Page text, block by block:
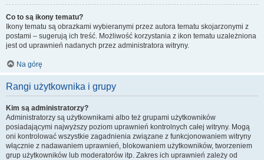
Co to są ikony tematu?
Ikony tematu są obrazkami wybieranymi przez autora tematu skojarzonymi z
postami – sugerują ich treść. Możliwość korzystania z ikon tematu uzależniona
jest od uprawnień nadanych przez administratora witryny.
Na górę
Rangi użytkownika i grupy
Kim są administratorzy?
Administratorzy są użytkownikami albo też grupami użytkowników
posiadającymi najwyższy poziom uprawnień kontrolnych całej witryny. Mogą
oni kontrolować wszystkie zagadnienia związane z funkcjonowaniem witryny
włącznie z nadawaniem uprawnień, blokowaniem użytkowników, tworzeniem
grup użytkowników lub moderatorów itp. Zakres ich uprawnień zależy od